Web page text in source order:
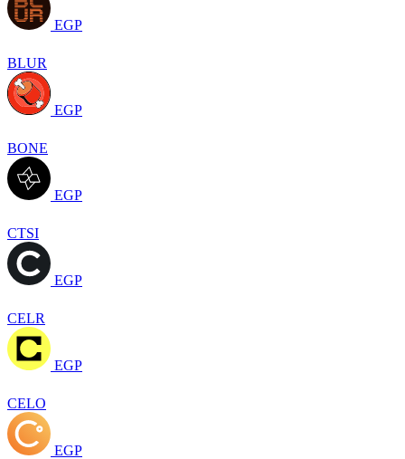
EGP
BLUR
EGP
BONE
EGP
CTSI
EGP
CELR
EGP
CELO
EGP